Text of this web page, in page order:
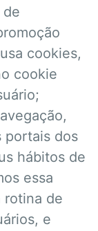
de
cookies,
cookie
portais dos
hábitos de
essa
rotina de
e